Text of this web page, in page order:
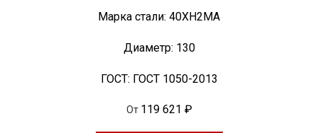
Марка стали: 40ХН2МА
Диаметр: 130
ГОСТ: ГОСТ 1050-2013
От 119 621 ₽